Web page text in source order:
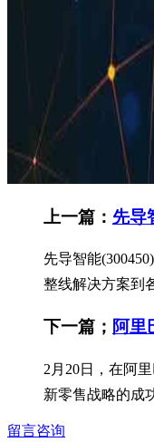
上一篇： 先导
先导智能
整线解决方案到
下一篇； 阿里
2月20日，在阿
新零售战略的成
留言咨询